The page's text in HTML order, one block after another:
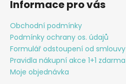
ř
e
b
u
j
e
Informace pro vás
Obchodní podmínky
Podmínky ochrany os. údajů
Formulář odstoupení od smlouvy
Pravidla nákupní akce 1+1 zdarma
Moje objednávka